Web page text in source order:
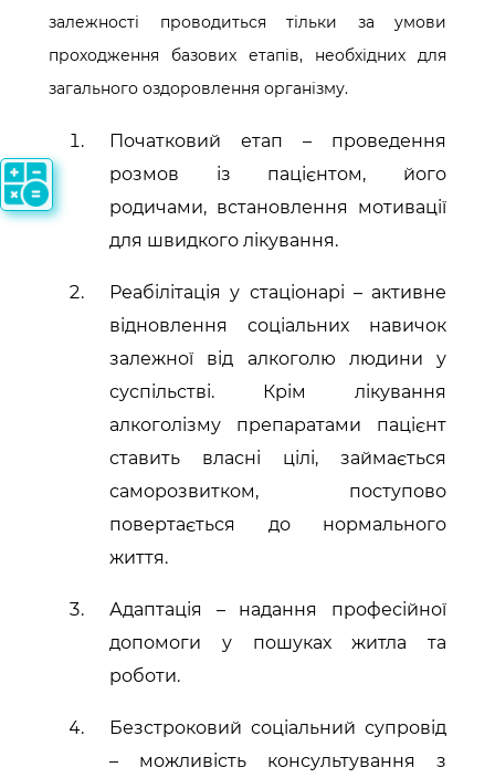
залежності проводиться тільки за умови
проходження базових етапів, необхідних для
загального оздоровлення організму.
Початковий етап – проведення
розмов із пацієнтом, його
родичами, встановлення мотивації
для швидкого лікування.
Реабілітація у стаціонарі – активне
відновлення соціальних навичок
залежної від алкоголю людини у
суспільстві. Крім лікування
алкоголізму препаратами пацієнт
ставить власні цілі, займається
саморозвитком, поступово
повертається до нормального
життя.
Адаптація – надання професійної
допомоги у пошуках житла та
роботи.
Безстроковий соціальний супровід
– можливість консультування з